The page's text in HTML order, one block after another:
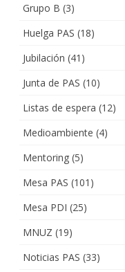
Grupo B (3)
Huelga PAS (18)
Jubilación (41)
Junta de PAS (10)
Listas de espera (12)
Medioambiente (4)
Mentoring (5)
Mesa PAS (101)
Mesa PDI (25)
MNUZ (19)
Noticias PAS (33)